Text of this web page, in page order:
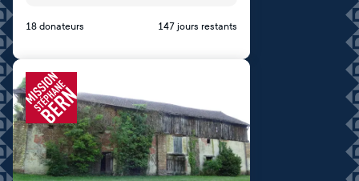
18 donateurs 147 jours restants